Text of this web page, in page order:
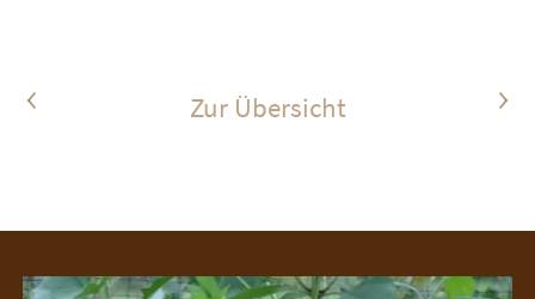
Vorheriger ArtikelZur ÜbersichtNächster Artikel